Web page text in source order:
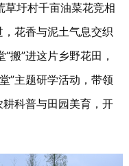
圩村千亩油菜花竞相
花香与泥土气息交织
搬”进这片乡野花田，
”主题研学活动，带领
科普与田园美育，开